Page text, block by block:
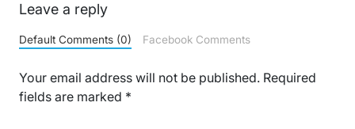
Leave a reply
Default Comments (0) Facebook Comments
Your email address will not be published. Required
fields are marked *